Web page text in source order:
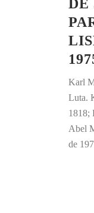
Karl
Luta.
1818;
Abel
de